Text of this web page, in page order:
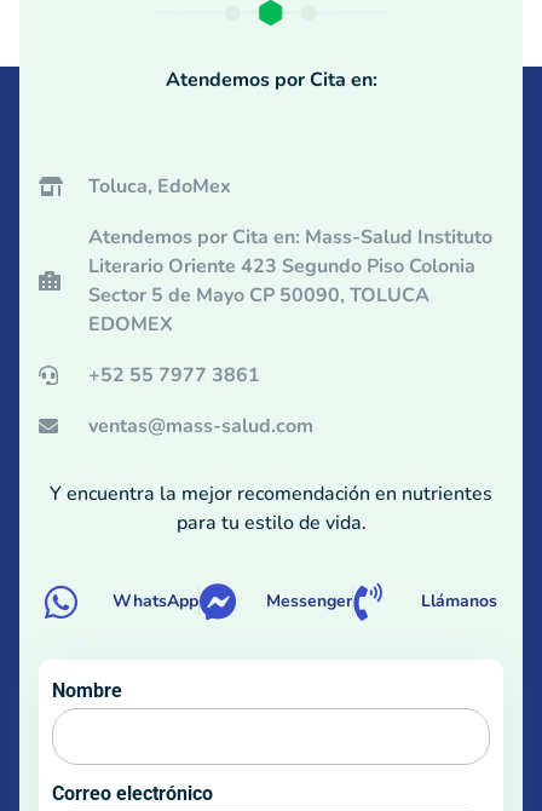
Atendemos por Cita en:
Toluca, EdoMex
Atendemos por Cita en: Mass-Salud Instituto
Literario Oriente 423 Segundo Piso Colonia
Sector 5 de Mayo CP 50090, TOLUCA
EDOMEX
+52 55 7977 3861
ventas@mass-salud.com
Y encuentra la mejor recomendación en nutrientes
para tu estilo de vida.
WhatsApp Messenger Llámanos
Nombre
Correo electrónico